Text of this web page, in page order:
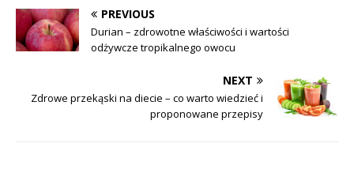
PREVIOUS
Durian – zdrowotne właściwości i wartości
odżywcze tropikalnego owocu
NEXT
Zdrowe przekąski na diecie – co warto wiedzieć i
proponowane przepisy